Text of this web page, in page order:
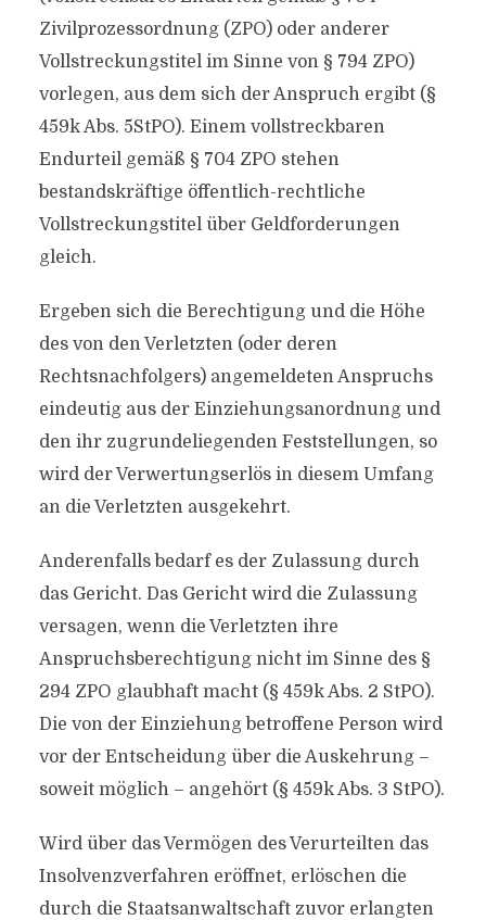
Zivilprozessordnung (ZPO) oder anderer
Vollstreckungstitel im Sinne von § 794 ZPO)
vorlegen, aus dem sich der Anspruch ergibt (§
459k Abs. 5StPO). Einem vollstreckbaren
Endurteil gemäß § 704 ZPO stehen
bestandskräftige öffentlich-rechtliche
Vollstreckungstitel über Geldforderungen
gleich.
Ergeben sich die Berechtigung und die Höhe
des von den Verletzten (oder deren
Rechtsnachfolgers) angemeldeten Anspruchs
eindeutig aus der Einziehungsanordnung und
den ihr zugrundeliegenden Feststellungen, so
wird der Verwertungserlös in diesem Umfang
an die Verletzten ausgekehrt.
Anderenfalls bedarf es der Zulassung durch
das Gericht. Das Gericht wird die Zulassung
versagen, wenn die Verletzten ihre
Anspruchsberechtigung nicht im Sinne des §
294 ZPO glaubhaft macht (§ 459k Abs. 2 StPO).
Die von der Einziehung betroffene Person wird
vor der Entscheidung über die Auskehrung –
soweit möglich – angehört (§ 459k Abs. 3 StPO).
Wird über das Vermögen des Verurteilten das
Insolvenzverfahren eröffnet, erlöschen die
durch die Staatsanwaltschaft zuvor erlangten